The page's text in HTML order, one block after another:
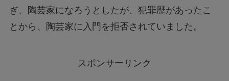
ぎ、陶芸家になろうとしたが、犯罪歴があったこ
とから、陶芸家に入門を拒否されていました。
スポンサーリンク